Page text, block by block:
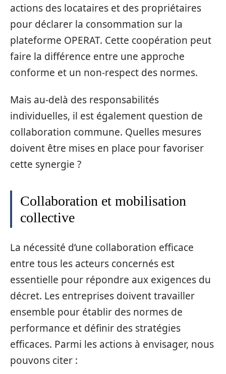
actions des locataires et des propriétaires
pour déclarer la consommation sur la
plateforme OPERAT. Cette coopération peut
faire la différence entre une approche
conforme et un non-respect des normes.
Mais au-delà des responsabilités
individuelles, il est également question de
collaboration commune. Quelles mesures
doivent être mises en place pour favoriser
cette synergie ?
Collaboration et mobilisation
collective
La nécessité d’une collaboration efficace
entre tous les acteurs concernés est
essentielle pour répondre aux exigences du
décret. Les entreprises doivent travailler
ensemble pour établir des normes de
performance et définir des stratégies
efficaces. Parmi les actions à envisager, nous
pouvons citer :